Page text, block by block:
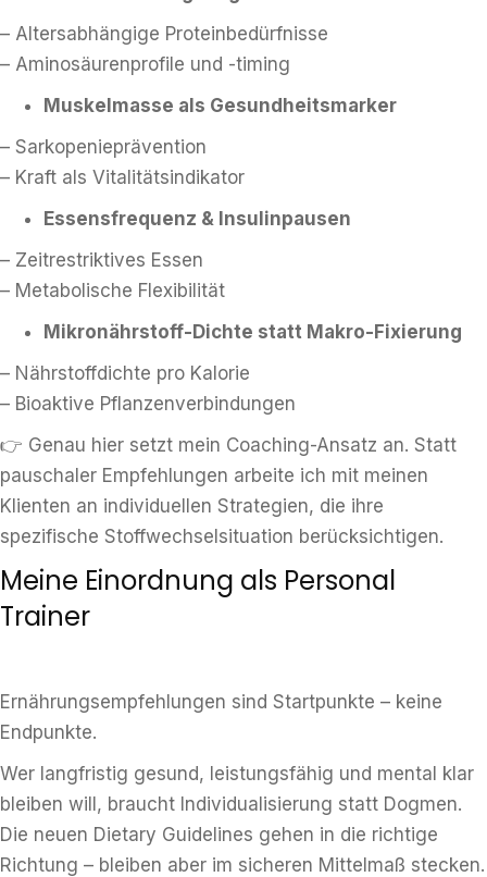
– Altersabhängige Proteinbedürfnisse
– Aminosäurenprofile und -timing
Muskelmasse als Gesundheitsmarker
– Sarkopenieprävention
– Kraft als Vitalitätsindikator
Essensfrequenz & Insulinpausen
– Zeitrestriktives Essen
– Metabolische Flexibilität
Mikronährstoff-Dichte statt Makro-Fixierung
– Nährstoffdichte pro Kalorie
– Bioaktive Pflanzenverbindungen
👉 Genau hier setzt mein Coaching-Ansatz an. Statt
pauschaler Empfehlungen arbeite ich mit meinen
Klienten an individuellen Strategien, die ihre
spezifische Stoffwechselsituation berücksichtigen.
Meine Einordnung als Personal
Trainer
Ernährungsempfehlungen sind Startpunkte – keine
Endpunkte.
Wer langfristig gesund, leistungsfähig und mental klar
bleiben will, braucht Individualisierung statt Dogmen.
Die neuen Dietary Guidelines gehen in die richtige
Richtung – bleiben aber im sicheren Mittelmaß stecken.